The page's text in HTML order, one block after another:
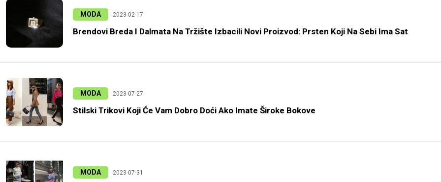
MODA 2023-02-17
Brendovi Breda I Dalmata Na Tržište Izbacili Novi Proizvod: Prsten Koji Na Sebi Ima Sat
MODA 2023-07-27
Stilski Trikovi Koji Će Vam Dobro Doći Ako Imate Široke Bokove
MODA 2023-07-31